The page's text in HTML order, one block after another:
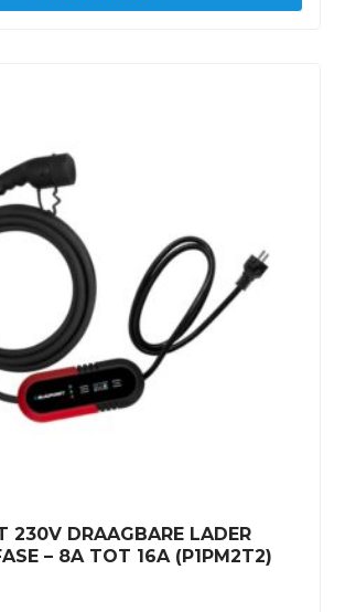
230V DRAAGBARE LADER
– 8A TOT 16A (P1PM2T2)